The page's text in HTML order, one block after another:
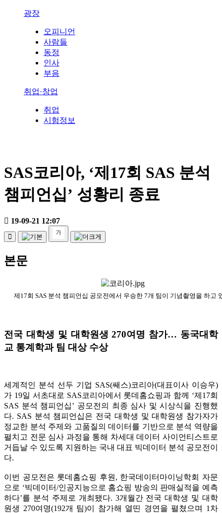
광장
오피니언
사람들
동정
인사
부음
취업·창업
취업
시험정보
SAS코리아, ‘제17회 SAS 분석
챔피언십’ 성황리 종료
19-09-21 12:07
본문
제17회 SAS 분석 챔피언십 공모전에서 우승한 7개 팀이 기념촬영을 하고
전국 대학생 및 대학원생 270여명 참가… 동국대학
교 통계학과 팀 대상 수상
세계적인 분석 선두 기업 SAS(쌔스)코리아(대표이사 이승우)
가 19일 서초대로 SAS코리아에서 롯데홈쇼핑과 함께 ‘제17회
SAS 분석 챔피언십’ 공모전의 최종 심사 및 시상식을 진행했
다. SAS 분석 챔피언십은 전국 대학생 및 대학원생 참가자가
정교한 분석 주제와 고품질의 데이터를 기반으로 분석 역량을
펼치고 전문 심사 과정을 통해 차세대 데이터 사이언티스트로
거듭날 수 있도록 지원하는 국내 대표 빅데이터 분석 공모전이
다.
이번 공모전은 롯데홈쇼핑 후원, 한국데이터마이닝학회 자문
으로 ‘빅데이터/인공지능으로 홈쇼핑 방송의 판매실적을 예측
하다’를 분석 주제로 개최됐다. 3개월간 전국 대학생 및 대학
원생 270여명(192개 팀)이 참가해 열띤 경연을 펼쳤으며 1차